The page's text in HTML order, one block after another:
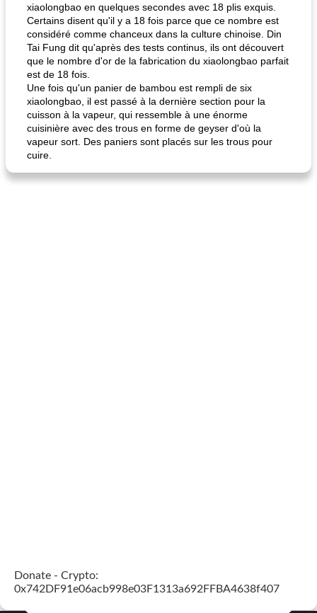
xiaolongbao en quelques secondes avec 18 plis exquis.
Certains disent qu'il y a 18 fois parce que ce nombre est
considéré comme chanceux dans la culture chinoise. Din
Tai Fung dit qu'après des tests continus, ils ont découvert
que le nombre d'or de la fabrication du xiaolongbao parfait
est de 18 fois.
Une fois qu'un panier de bambou est rempli de six
xiaolongbao, il est passé à la dernière section pour la
cuisson à la vapeur, qui ressemble à une énorme
cuisinière avec des trous en forme de geyser d'où la
vapeur sort. Des paniers sont placés sur les trous pour
cuire.
Donate - Crypto:
0x742DF91e06acb998e03F1313a692FFBA4638f407